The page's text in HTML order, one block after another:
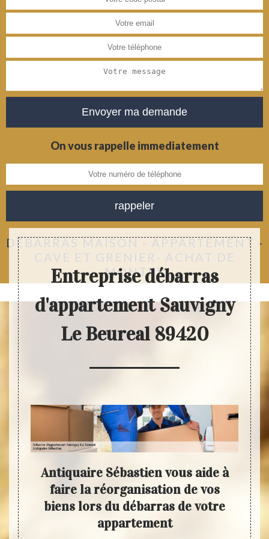
On vous rappelle immediatement
DÉBARRAS MAISON - APPARTEMENT -
CAVE ET GRENIER- ACHAT DE
MONTRE
Entreprise débarras
d'appartement Sauvigny
Le Beureal 89420
des
Antiquaire Sébastien vous aide à
faire la réorganisation de vos
biens lors du débarras de votre
appartement